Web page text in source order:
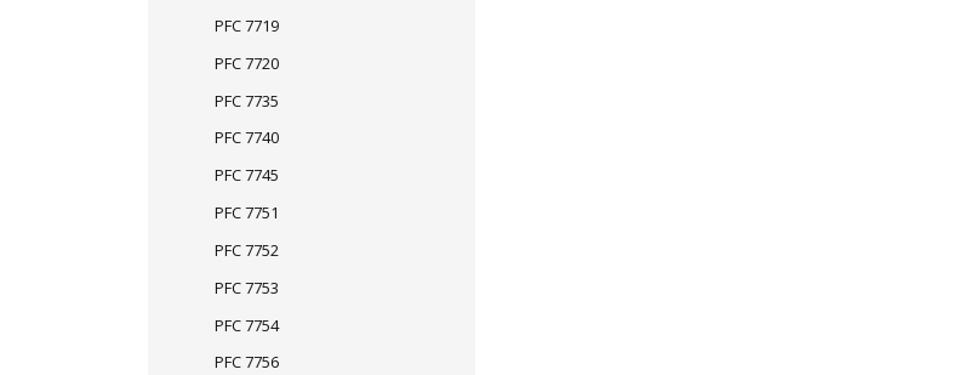
PFC 7719
PFC 7720
PFC 7735
PFC 7740
PFC 7745
PFC 7751
PFC 7752
PFC 7753
PFC 7754
PFC 7756